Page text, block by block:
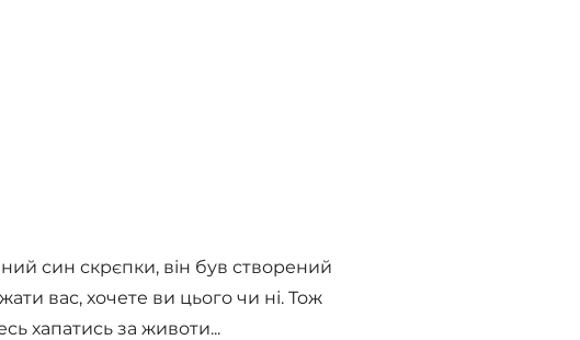
син скрєпки, він був створений
вас, хочете ви цього чи ні. Тож
хапатись за животи...